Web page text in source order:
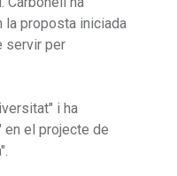
la proposta iniciada
servir per
i ha
en el projecte de